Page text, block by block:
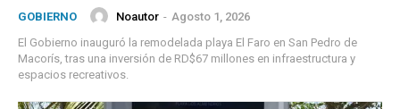
GOBIERNO Noautor - Agosto 1, 2026
El Gobierno inauguró la remodelada playa El Faro en San Pedro de
Macorís, tras una inversión de RD$67 millones en infraestructura y
espacios recreativos.